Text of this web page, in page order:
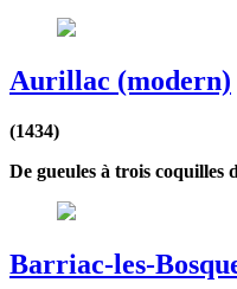
Aurillac (modern)
(1434)
De gueules à trois
Barriac-les-